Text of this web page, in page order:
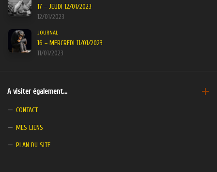
17 – JEUDI 12/01/2023
12/01/2023
JOURNAL
16 – MERCREDI 11/01/2023
11/01/2023
A visiter également…
CONTACT
MES LIENS
PLAN DU SITE